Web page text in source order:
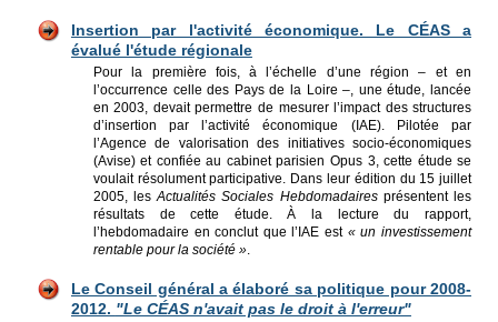
Insertion par l'activité économique. Le CÉAS a
évalué l'étude régionale
Pour la première fois, à l’échelle d’une région – et en
l’occurrence celle des Pays de la Loire –, une étude, lancée
en 2003, devait permettre de mesurer l’impact des structures
d’insertion par l’activité économique (IAE). Pilotée par
l’Agence de valorisation des initiatives socio-économiques
(Avise) et confiée au cabinet parisien Opus 3, cette étude se
voulait résolument participative. Dans leur édition du 15 juillet
2005, lesActualités Sociales Hebdomadairesprésentent les
résultats de cette étude. À la lecture du rapport,
l’hebdomadaire en conclut que l’IAE est « un investissement
rentable pour la société ».
Le Conseil général a élaboré sa politique pour 2008-
2012. "Le CÉAS n'avait pas le droit à l'erreur"